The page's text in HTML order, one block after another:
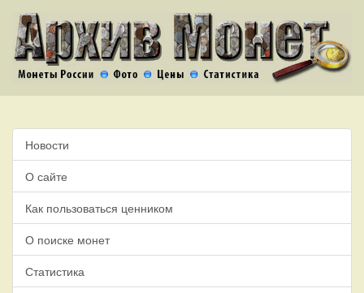
Новости
О сайте
Как пользоваться ценником
О поиске монет
Статистика